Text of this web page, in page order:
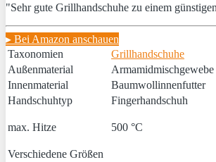
"Sehr gute Grillhandschuhe zu einem
▸ Bei Amazon anschauen
Taxonomien
Grillhandschuhe
Außenmaterial
Armamidmischgewebe
Innenmaterial
Baumwollinnenfutter
Handschuhtyp
Fingerhandschuh
max. Hitze 500 °C
Verschiedene Größen